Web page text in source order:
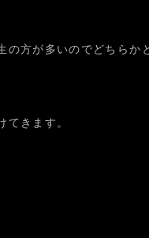
方が多いのでどちら
てきます。